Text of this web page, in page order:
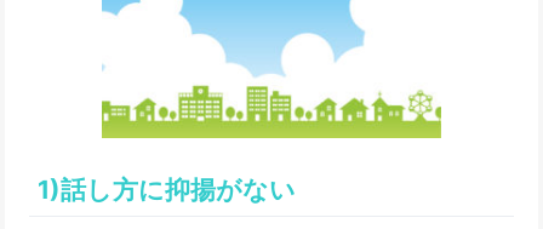
1)話し方に抑揚がない